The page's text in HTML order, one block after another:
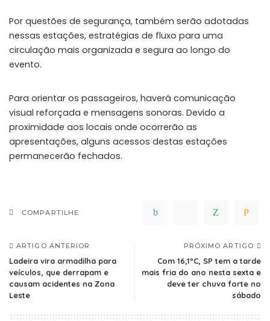
Por questões de segurança, também serão adotadas
nessas estações, estratégias de fluxo para uma
circulação mais organizada e segura ao longo do
evento.
Para orientar os passageiros, haverá comunicação
visual reforçada e mensagens sonoras. Devido a
proximidade aos locais onde ocorrerão as
apresentações, alguns acessos destas estações
permanecerão fechados.
COMPARTILHE
ARTIGO ANTERIOR
Ladeira vira armadilha para
veículos, que derrapam e
causam acidentes na Zona
Leste
PRÓXIMO ARTIGO
Com 16,1ºC, SP tem a tarde
mais fria do ano nesta sexta e
deve ter chuva forte no
sábado